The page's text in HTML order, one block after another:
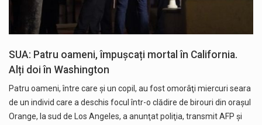
SUA: Patru oameni, împușcați mortal în California.
Alți doi în Washington
Patru oameni, între care şi un copil, au fost omorâţi miercuri seara
de un individ care a deschis focul într-o clădire de birouri din oraşul
Orange, la sud de Los Angeles, a anunţat poliţia, transmit AFP şi